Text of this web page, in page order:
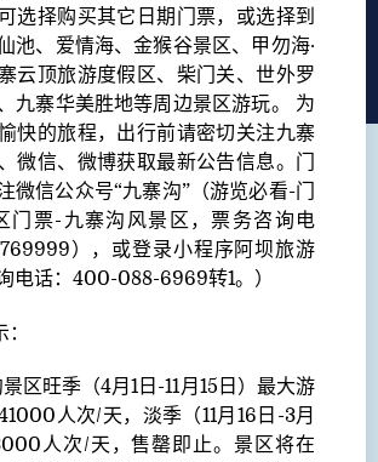
选择购买其它日期门票，或选择到
池、爱情海、金猴谷景区、甲勿海·
云顶旅游度假区、柴门关、世外罗
九寨华美胜地等周边景区游玩。 为
快的旅程，出行前请密切关注九寨
微信、微博获取最新公告信息。门
微信公众号“九寨沟”（游览必看-门
门票-九寨沟风景区，票务咨询电
），或登录小程序阿坝旅游
电话：400-088-6969转1。）
旺季（4月1日-11月15日）最大游
人次/天，淡季（11月16日-3月
人次/天，售罄即止。景区将在